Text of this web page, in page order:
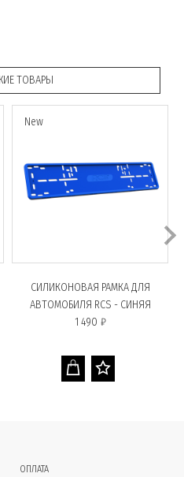
ТОВАРЫ
New
СИЛИКОНОВАЯ РАМКА ДЛЯ
АВТОМОБИЛЯ RCS - СИНЯЯ
1 490 ₽
ОПЛАТА